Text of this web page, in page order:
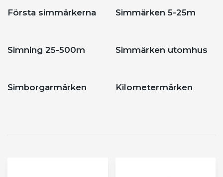
Första simmärkerna Simmärken 5-25m
Simning 25-500m Simmärken utomhus
Simborgarmärken Kilometermärken